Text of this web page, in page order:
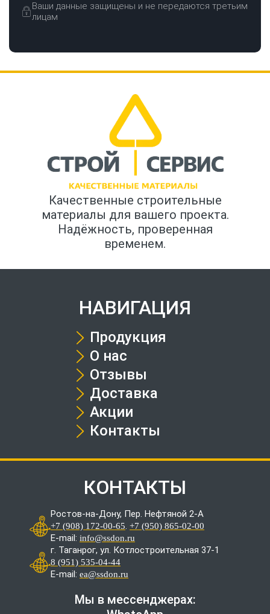
Ваши данные защищены и не передаются третьим
лицам
Качественные строительные
материалы для вашего проекта.
Надёжность, проверенная
временем.
НАВИГАЦИЯ
Продукция
О нас
Отзывы
Доставка
Акции
Контакты
КОНТАКТЫ
Ростов-на-Дону, Пер. Нефтяной 2-А
+7 (908) 172-00-65. +7 (950) 865-02-00
E-mail: info@ssdon.ru
г. Таганрог, ул. Котлостроительная 37-1
8 (951) 535-04-44
E-mail: ea@ssdon.ru
Мы в мессенджерах: